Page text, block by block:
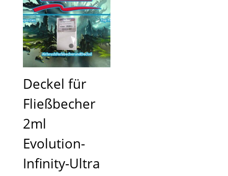
Deckel für
Fließbecher
2ml
Evolution-
Infinity-Ultra